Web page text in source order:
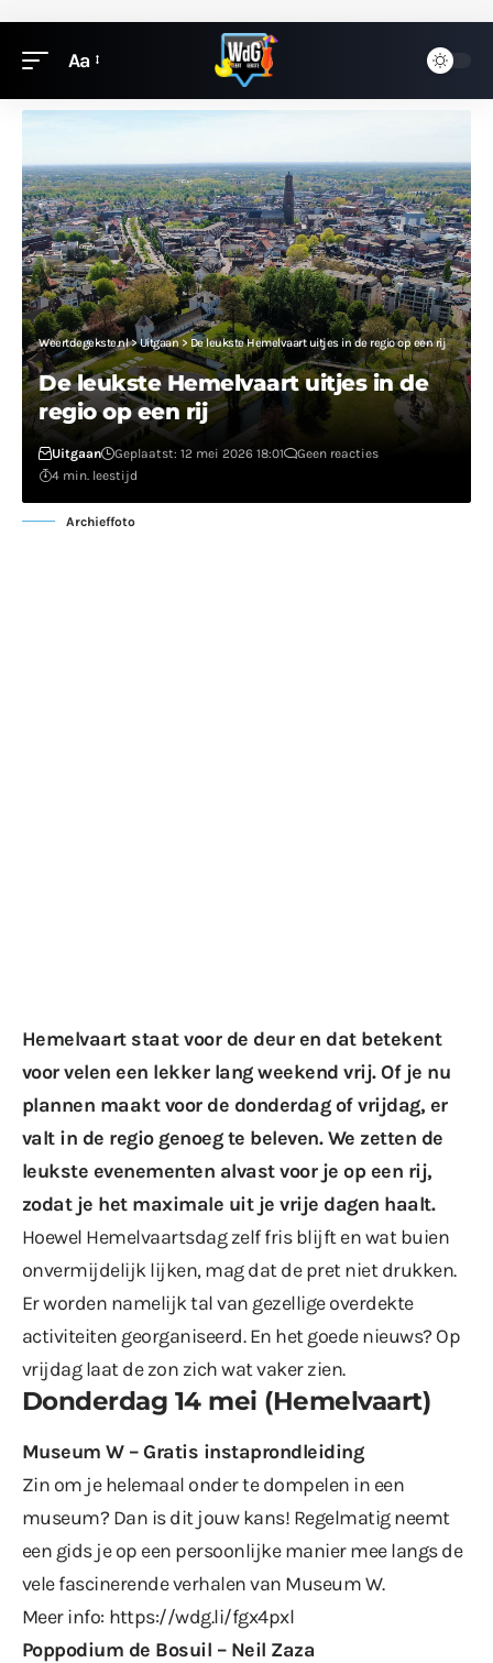
Aa
Weertdegekste.nl>Uitgaan> De leukste Hemelvaart uitjes in de regio op een rij
De leukste Hemelvaart uitjes in de
regio op een rij
Uitgaan Geplaatst: 12 mei 2026 18:01
Geen reacties
4 min. leestijd
Archieffoto
Hemelvaart staat voor de deur en dat betekent
voor velen een lekker lang weekend vrij. Of je nu
plannen maakt voor de donderdag of vrijdag, er
valt in de regio genoeg te beleven. We zetten de
leukste evenementen alvast voor je op een rij,
zodat je het maximale uit je vrije dagen haalt.
Hoewel Hemelvaartsdag zelf fris blijft en wat buien
onvermijdelijk lijken, mag dat de pret niet drukken.
Er worden namelijk tal van gezellige overdekte
activiteiten georganiseerd. En het goede nieuws? Op
vrijdag laat de zon zich wat vaker zien.
Donderdag 14 mei (Hemelvaart)
Museum W – Gratis instaprondleiding
Zin om je helemaal onder te dompelen in een
museum? Dan is dit jouw kans! Regelmatig neemt
een gids je op een persoonlijke manier mee langs de
vele fascinerende verhalen van Museum W.
Meer info: https://wdg.li/fgx4pxl
Poppodium de Bosuil – Neil Zaza